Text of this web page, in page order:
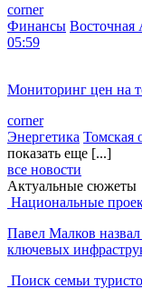
corner
Финансы Восточная
05:59
Мониторинг цен на
corner
Энергетика Томская
показать еще [...]
все новости
Актуальные сюжеты
Национальные
Павел Малков
ключевых
Поиск семьи